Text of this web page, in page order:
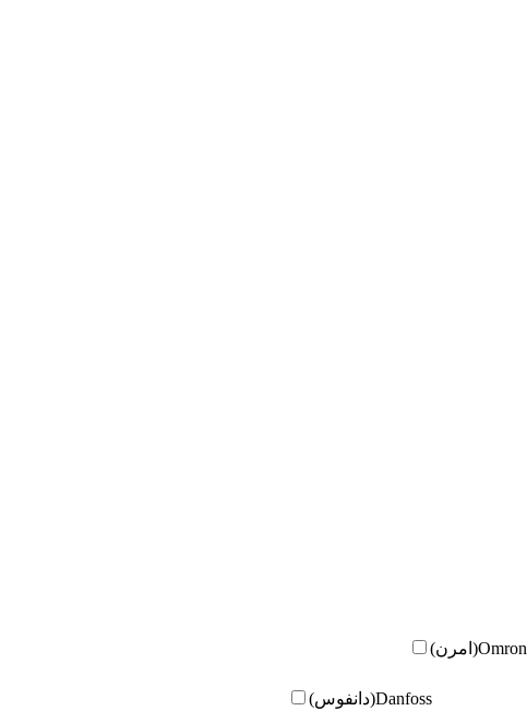
Omron(امرن)
Danfoss(دانفوس)